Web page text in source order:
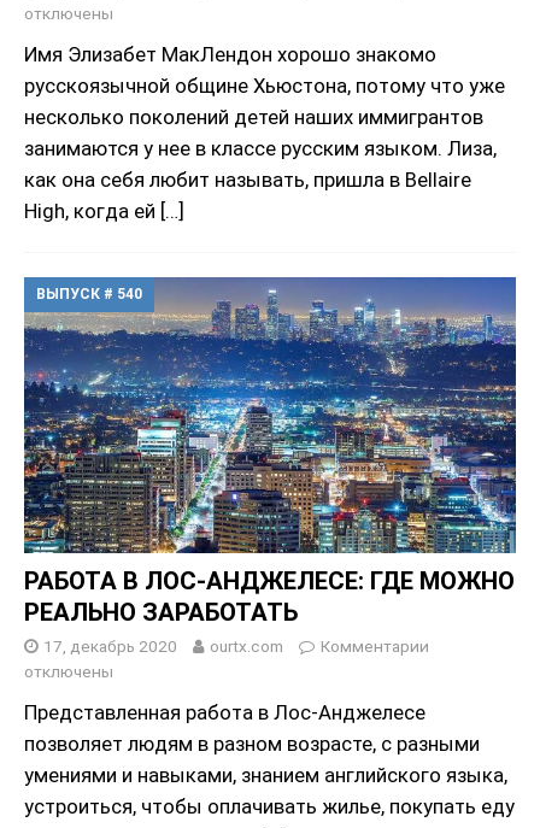
отключены
Имя Элизабет МакЛендон хорошо знакомо
русскоязычной общине Хьюстона, потому что уже
несколько поколений детей наших иммигрантов
занимаются у нее в классе русским языком. Лиза,
как она себя любит называть, пришла в Bellaire
High, когда ей […]
ВЫПУСК # 540
РАБОТА В ЛОС-АНДЖЕЛЕСЕ: ГДЕ МОЖНО
РЕАЛЬНО ЗАРАБОТАТЬ
17, декабрь 2020 ourtx.com
Комментарии
отключены
Представленная работа в Лос-Анджелесе
позволяет людям в разном возрасте, с разными
умениями и навыками, знанием английского языка,
устроиться, чтобы оплачивать жилье, покупать еду